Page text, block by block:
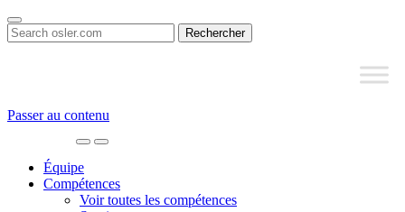
Search
for:
Passer au contenu
Navigation
Équipe
Compétences
Voir toutes les compétences